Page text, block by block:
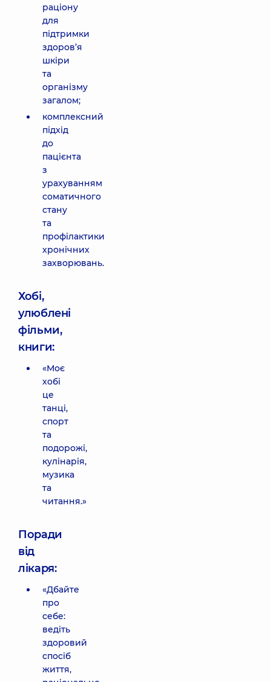
раціону
для
підтримки
здоров’я
шкіри
та
організму
загалом;
комплексний
підхід
до
пацієнта
з
урахуванням
соматичного
стану
та
профілактики
хронічних
захворювань.
Хобі,
улюблені
фільми,
книги:
«Моє
хобі
це
танці,
спорт
та
подорожі,
кулінарія,
музика
та
читання.»
Поради
від
лікаря:
«Дбайте
про
себе:
ведіть
здоровий
спосіб
життя,